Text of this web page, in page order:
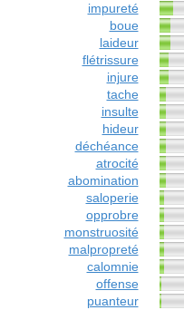
impureté
boue
laideur
flétrissure
injure
tache
insulte
hideur
déchéance
atrocité
abomination
saloperie
opprobre
monstruosité
malpropreté
calomnie
offense
puanteur